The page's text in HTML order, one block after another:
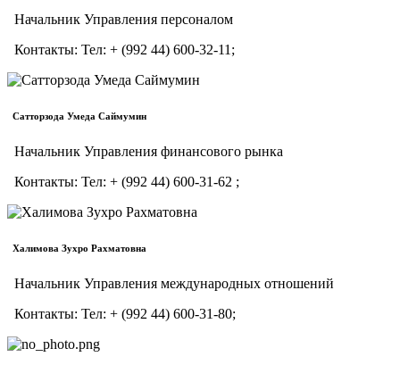
Начальник Управления персоналом
Контакты: Тел: + (992 44) 600-32-11;
Сатторзода Умеда Саймумин
Начальник Управления финансового рынка
Контакты: Тел: + (992 44) 600-31-62 ;
Халимова Зухро Рахматовна
Начальник Управления международных отношений
Контакты: Тел: + (992 44) 600-31-80;